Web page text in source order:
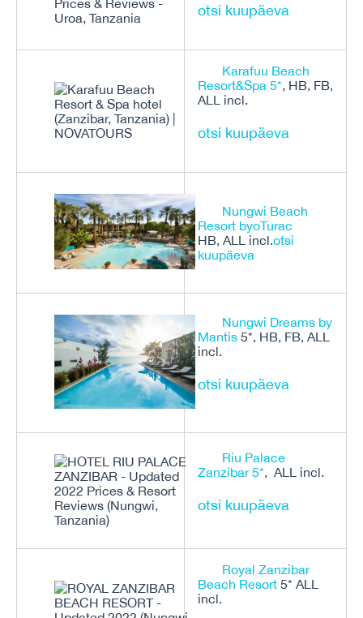
otsi kuupäeva
Karafuu Beach
Resort&Spa 5*, HB, FB,
ALL incl.
otsi kuupäeva
Nungwi Beach
Resort byoTurac
HB, ALL incl.otsi
kuupäeva
Nungwi Dreams by
Mantis 5*, HB, FB, ALL
incl.
otsi kuupäeva
Riu Palace
Zanzibar 5*, ALL incl.
otsi kuupäeva
Royal Zanzibar
Beach Resort 5* ALL
incl.